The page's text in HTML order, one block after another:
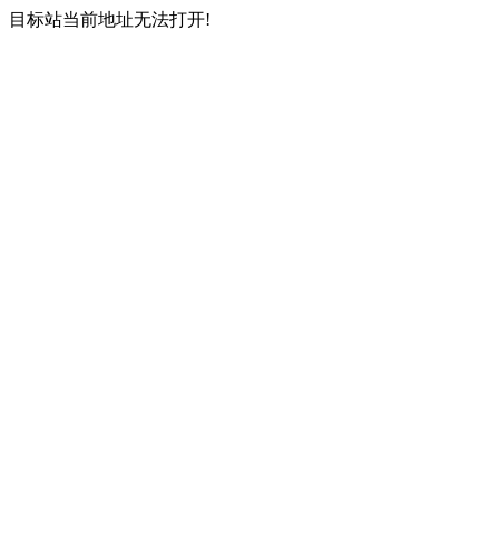
目标站当前地址无法打开!